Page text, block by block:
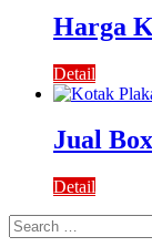
Harga
Detail
Jual
Detail
Search